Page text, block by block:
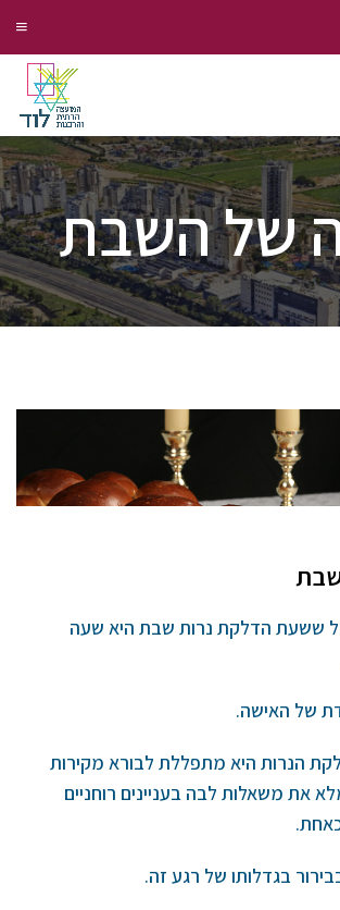
של השבת
ששעת הדלקת נרות שבת היא שעה
של האישה.
הנרות היא מתפללת לבורא מקירות
את משאלות לבה בעניינים רוחניים
כאחת.
בגדלותו של רגע זה.